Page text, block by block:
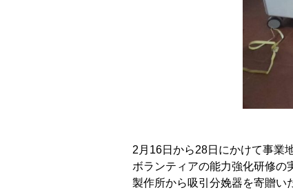
2月16日から28日にかけて事業
ボランティアの能力強化研修の
製作所から吸引分娩器を寄贈い